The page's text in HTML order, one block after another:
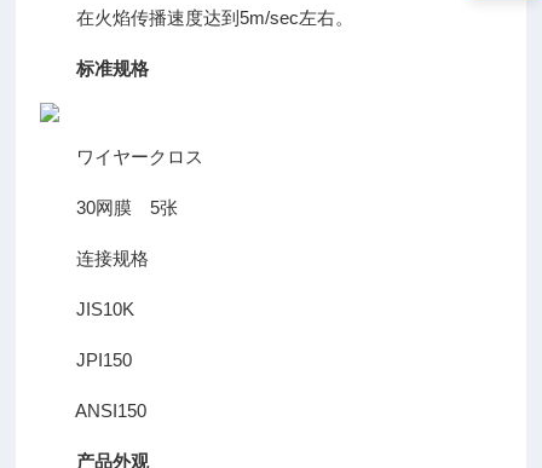
在火焰传播速度达到5m/sec左右。
标准规格
ワイヤークロス
30网膜 5张
连接规格
JIS10K
JPI150
ANSI150
产品外观